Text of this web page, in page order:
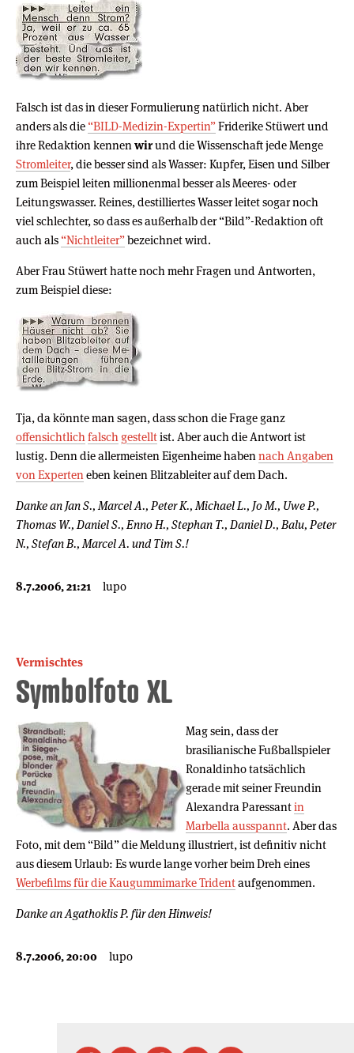
Falsch ist das in dieser Formulierung natürlich nicht. Aber
anders als die “BILD-Medizin-Expertin”Friderike Stüwert und
ihre Redaktion kennen wirund die Wissenschaft jede Menge
Stromleiter, die besser sind als Wasser: Kupfer, Eisen und Silber
zum Beispiel leiten millionenmal besser als Meeres- oder
Leitungswasser. Reines, destilliertes Wasser leitet sogar noch
viel schlechter, so dass es außerhalb der “Bild”-Redaktion oft
auch als “Nichtleiter”bezeichnet wird.
Aber Frau Stüwert hatte noch mehr Fragen und Antworten,
zum Beispiel diese:
Tja, da könnte man sagen, dass schon die Frage ganz
offensichtlich falsch gestelltist. Aber auch die Antwort ist
lustig. Denn die allermeisten Eigenheime haben nach Angaben
von Experten eben keinen Blitzableiter auf dem Dach.
Danke an Jan S., Marcel A., Peter K., Michael L., Jo M., Uwe P.,
Thomas W., Daniel S., Enno H., Stephan T., Daniel D., Balu, Peter
N., Stefan B., Marcel A. und Tim S.!
8.7.2006, 21:21 lupo
Vermischtes
Symbolfoto XL
Mag sein, dass der
brasilianische Fußballspieler
Ronaldinho tatsächlich
gerade mit seiner Freundin
Alexandra Paressantin
Marbella ausspannt. Aber das
Foto, mit dem “Bild” die Meldung illustriert, ist definitiv nicht
aus diesem Urlaub: Es wurde lange vorher beim Dreh eines
Werbefilms für die Kaugummimarke Tridentaufgenommen.
Danke an Agathoklis P. für den Hinweis!
8.7.2006, 20:00 lupo